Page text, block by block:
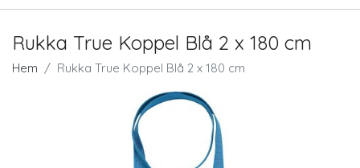
Rukka True Koppel Blå 2 x 180 cm
Hem Rukka True Koppel Blå 2 x 180 cm